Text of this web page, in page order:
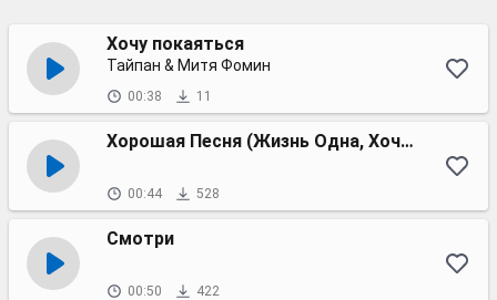
Хочу покаяться
Тайпан & Митя Фомин
00:38 11
Хорошая Песня (Жизнь Одна, Хочется Жить)
00:44 528
Смотри
00:50 422